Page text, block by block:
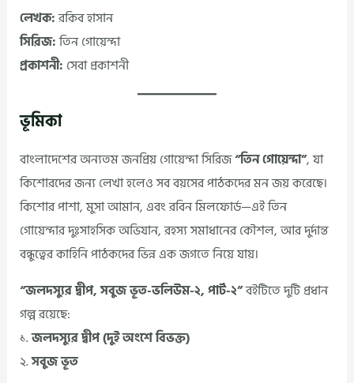
লেখক:রকিব হাসান
সিরিজ:তিন গোয়েন্দা
প্রকাশনী: সেবা প্রকাশনী
ভূমিকা
বাংলাদেশের অন্যতম জনপ্রিয় গোয়েন্দা সিরিজ“তিন গোয়েন্দা”, যা
কিশোরদের জন্য লেখা হলেও সব বয়সের পাঠকদের মন জয় করেছে।
কিশোর পাশা, মুসা আমান, এবং রবিন মিলফোর্ড—এই তিন
গোয়েন্দার দুঃসাহসিক অভিযান, রহস্য সমাধানের কৌশল, আর দুর্দান্ত
বন্ধুত্বের কাহিনি পাঠকদের ভিন্ন এক জগতে নিয়ে যায়।
“জলদস্যুর দ্বীপ, সবুজ ভূত-ভলিউম-২, পার্ট-২”বইটিতে দুটি প্রধান
গল্প রয়েছে:
১.জলদস্যুর দ্বীপ (দুই অংশে বিভক্ত)
২.সবুজ ভূত